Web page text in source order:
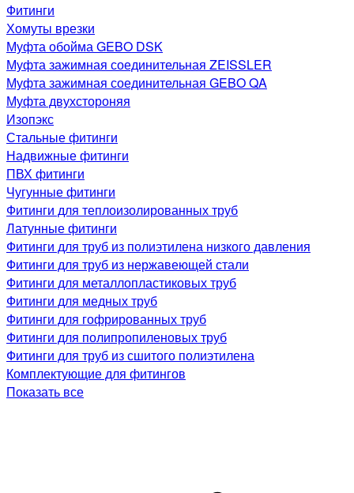
Фитинги
Хомуты врезки
Муфта обойма GEBO DSK
Муфта зажимная соединительная ZEISSLER
Муфта зажимная соединительная GEBO QA
Муфта двухстороняя
Изопэкс
Стальные фитинги
Надвижные фитинги
ПВХ фитинги
Чугунные фитинги
Фитинги для теплоизолированных труб
Латунные фитинги
Фитинги для труб из полиэтилена низкого давления
Фитинги для труб из нержавеющей стали
Фитинги для металлопластиковых труб
Фитинги для медных труб
Фитинги для гофрированных труб
Фитинги для полипропиленовых труб
Фитинги для труб из сшитого полиэтилена
Комплектующие для фитингов
Показать все